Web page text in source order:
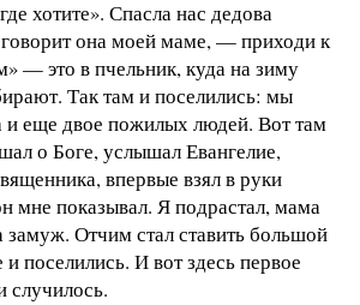
хотите». Спасла нас дедова
она моей маме, — приходи к
— это в пчельник, куда на зиму
Так там и поселились: мы
и еще двое пожилых людей. Вот там
о Боге, услышал Евангелие,
впервые взял в руки
мне показывал. Я подрастал, мама
замуж. Отчим стал ставить большой
поселились. И вот здесь первое
случилось.